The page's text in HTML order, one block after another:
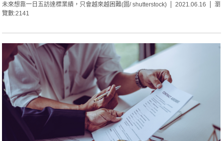
未來想靠一日五訪達標業績，只會越來越困難(圖/ shutterstock) 2021.06.16
瀏
覽數:2141